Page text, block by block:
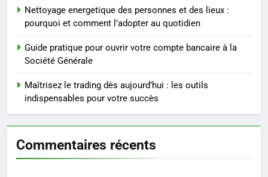
Postures de yoga essentielles
rapidement et durable
BIEN ÊTRE
5
Infection chronique de l’oreille :
tout ce qu’il faut savoir sur les
saignements
SANTÉ
6
Nettoyage energetique des personnes et des lieux :
pourquoi et comment l’adopter au quotidien
Guide pratique pour ouvrir votre compte bancaire à la
Société Générale
Maîtrisez le trading dès aujourd’hui : les outils
indispensables pour votre succès
Commentaires récents